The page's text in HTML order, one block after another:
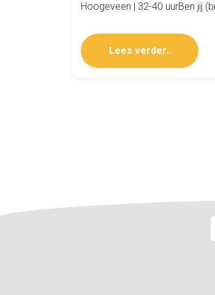
Hoogeveen | 32-40 uurBen jij
Lees verder..